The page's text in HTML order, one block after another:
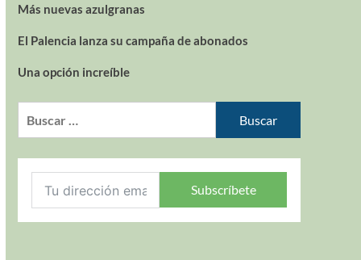
Más nuevas azulgranas
El Palencia lanza su campaña de abonados
Una opción increíble
Subscríbete